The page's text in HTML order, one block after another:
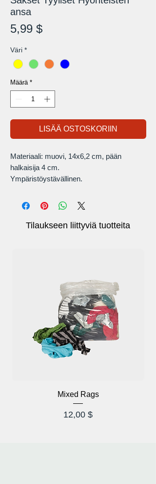
ansa
5,99 $Hinta
Väri *
Määrä *
LISÄÄ OSTOSKORIIN
Materiaali: muovi, 14x6,2 cm, pään
halkaisija 4 cm.
Ympäristöystävällinen.
Tilaukseen liittyviä tuotteita
Mixed Rags
Hinta
12,00 $